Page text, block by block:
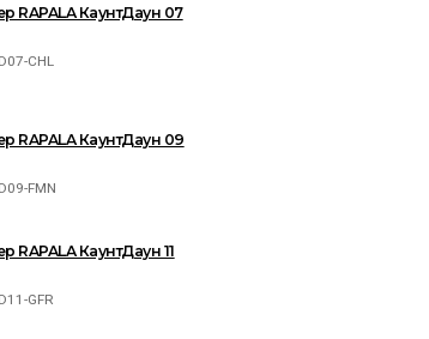
RAPALA КаунтДаун 07
CHL
RAPALA КаунтДаун 09
FMN
RAPALA КаунтДаун 11
GFR